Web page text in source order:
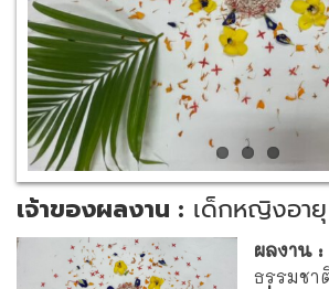
r
g
e
r
I
m
a
g
e
เจ้าของผลงาน : เด็กหญิงอา
ผลงาน :
ธรรมชา